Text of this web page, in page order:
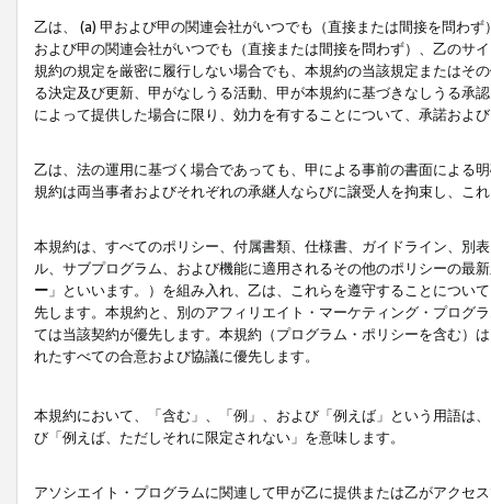
乙は、 (a) 甲および甲の関連会社がいつでも（直接または間接を問わ
および甲の関連会社がいつでも（直接または間接を問わず）、乙のサ
規約の規定を厳密に履行しない場合でも、本規約の当該規定またはそ
る決定及び更新、甲がなしうる活動、甲が本規約に基づきなしうる承
によって提供した場合に限り、効力を有することについて、承諾およ
乙は、法の運用に基づく場合であっても、甲による事前の書面による
規約は両当事者およびそれぞれの承継人ならびに譲受人を拘束し、こ
本規約は、すべてのポリシー、付属書類、仕様書、ガイドライン、別
ル、サブプログラム、および機能に適用されるその他のポリシーの最
ー 」といいます。）を組み入れ、乙は、これらを遵守することにつ
先します。本規約と、別のアフィリエイト・マーケティング・プログ
ては当該契約が優先します。本規約（プログラム・ポリシーを含む）
れたすべての合意および協議に優先します。
本規約において、「含む」、「例」、および「例えば」という用語は
び「例えば、ただしそれに限定されない」を意味します。
アソシエイト・プログラムに関連して甲が乙に提供または乙がアクセ